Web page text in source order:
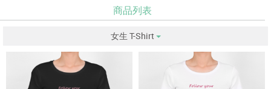
商品列表
女生 T-Shirt